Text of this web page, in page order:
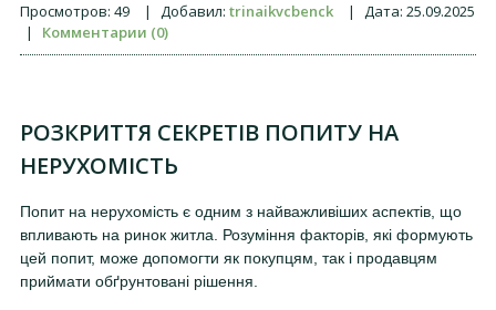
Просмотров: 49 | Добавил: trinaikvcbenck | Дата: 25.09.2025
|
Комментарии (0)
РОЗКРИТТЯ СЕКРЕТІВ ПОПИТУ НА
НЕРУХОМІСТЬ
Попит на нерухомість є одним з найважливіших аспектів, що
впливають на ринок житла. Розуміння факторів, які формують
цей попит, може допомогти як покупцям, так і продавцям
приймати обґрунтовані рішення.